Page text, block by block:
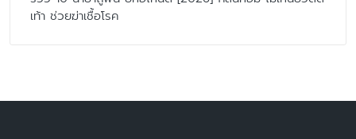
เท้า ช่วยฆ่าเชื้อโรค